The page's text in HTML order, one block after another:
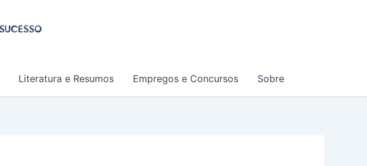
Literatura e Resumos Empregos e Concursos Sobre